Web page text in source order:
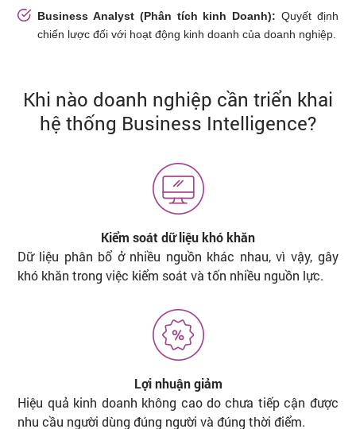
Business Analyst (Phân tích kinh Doanh): Quyết định
chiến lược đối với hoạt động kinh doanh của doanh nghiệp.
Khi nào doanh nghiệp cần triển khai
hệ thống Business Intelligence?
Kiểm soát dữ liệu khó khăn
Dữ liệu phân bổ ở nhiều nguồn khác nhau, vì vậy, gây
khó khăn trong việc kiểm soát và tốn nhiều nguồn lực.
Lợi nhuận giảm
Hiệu quả kinh doanh không cao do chưa tiếp cận được
nhu cầu người dùng đúng người và đúng thời điểm.